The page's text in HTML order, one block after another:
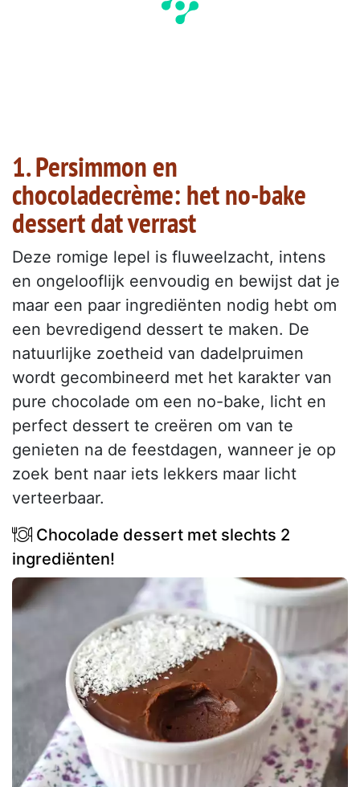
1. Persimmon en
chocoladecrème: het no-bake
dessert dat verrast
Deze romige lepel is fluweelzacht, intens
en ongelooflijk eenvoudig en bewijst dat je
maar een paar ingrediënten nodig hebt om
een bevredigend dessert te maken. De
natuurlijke zoetheid van dadelpruimen
wordt gecombineerd met het karakter van
pure chocolade om een no-bake, licht en
perfect dessert te creëren om van te
genieten na de feestdagen, wanneer je op
zoek bent naar iets lekkers maar licht
verteerbaar.
Chocolade dessert met slechts 2
ingrediënten!